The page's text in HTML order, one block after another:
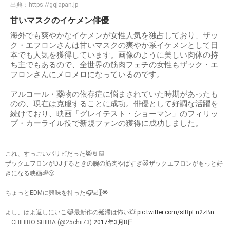
出典： https://gqjapan.jp
甘いマスクのイケメン俳優
海外でも爽やかなイケメンが女性人気を独占しており、ザッ
ク・エフロンさんは甘いマスクの爽やか系イケメンとして日
本でも人気を獲得しています。画像のように美しい肉体の持
ち主でもあるので、全世界の筋肉フェチの女性もザック・エ
フロンさんにメロメロになっているのです。
アルコール・薬物の依存症に悩まされていた時期があったも
のの、現在は克服することに成功。俳優として好調な活躍を
続けており、映画「グレイテスト・ショーマン」のフィリッ
プ・カーライル役で新規ファンの獲得に成功しました。
これ、すっごいパリピだった😹🤘🏻
ザックエフロンがDJするときの腕の筋肉やばすぎ😻ザックエフロンがもっと好
きになる映画🌈😚
ちょっとEDMに興味を持った🎧💻🎚🌟
よし、はよ返しにいこ😹最新作の延滞は怖い💥 pic.twitter.com/sIRpEn2zBn
— CHIHIRO SHIIBA (@25chii73) 2017年3月8日